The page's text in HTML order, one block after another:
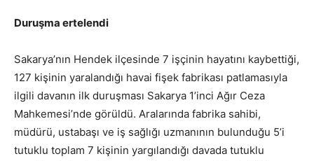
Duruşma ertelendi
Sakarya’nın Hendek ilçesinde 7 işçinin hayatını kaybettiği,
127 kişinin yaralandığı havai fişek fabrikası patlamasıyla
ilgili davanın ilk duruşması Sakarya 1’inci Ağır Ceza
Mahkemesi’nde görüldü. Aralarında fabrika sahibi,
müdürü, ustabaşı ve iş sağlığı uzmanının bulunduğu 5’i
tutuklu toplam 7 kişinin yargılandığı davada tutuklu